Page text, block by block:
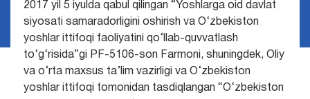
2017 yil 5 iyulda qabul qilingan “Yoshlarga oid davlat
siyosati samaradorligini oshirish va O‘zbekiston
yoshlar ittifoqi faoliyatini qo‘llab-quvvatlash
to‘g‘risida”gi PF-5106-son Farmoni, shuningdek, Oliy
va o‘rta maxsus ta’lim vazirligi va O‘zbekiston
yoshlar ittifoqi tomonidan tasdiqlangan “O‘zbekiston